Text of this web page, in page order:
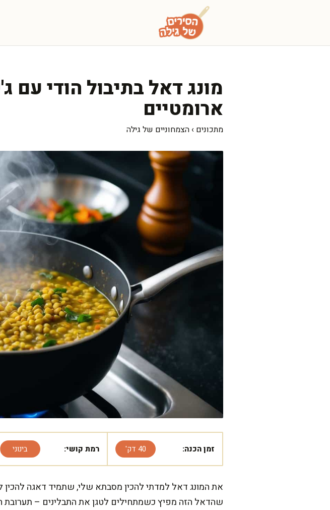
מונג דאל בתיבול הודי עם
ארומטיים
מתכונים › הצמחוניים של גילה
זמן הכנה: 40 דק' רמת קושי: בינוני
את המונג דאל למדתי להכין מסבתא שלי, שתמיד דאגה להכין
שהדאל הזה מפיץ כשמתחילים לטגן את התבלינים –